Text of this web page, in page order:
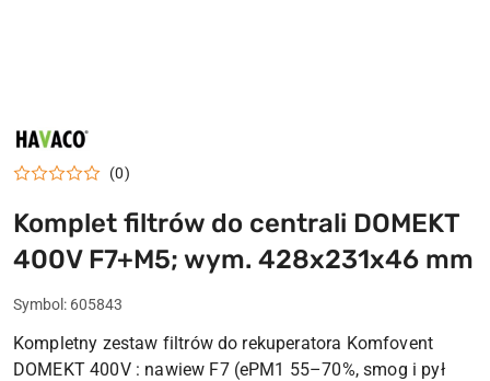
HAVACO
(0)
Komplet filtrów do centrali DOMEKT
400V F7+M5; wym. 428x231x46 mm
Symbol: 605843
Kompletny zestaw filtrów do rekuperatora Komfovent
DOMEKT 400V : nawiew F7 (ePM1 55–70%, smog i pył